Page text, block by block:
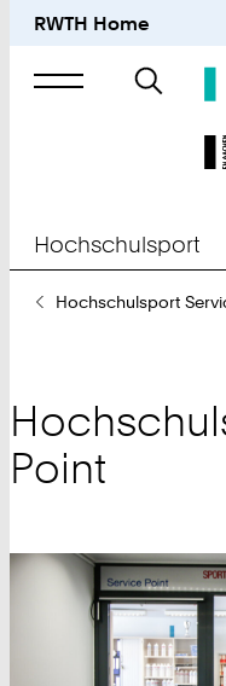
RWTH Home
Suche
nach
Hochschulsport
SieHochschulsport
Point